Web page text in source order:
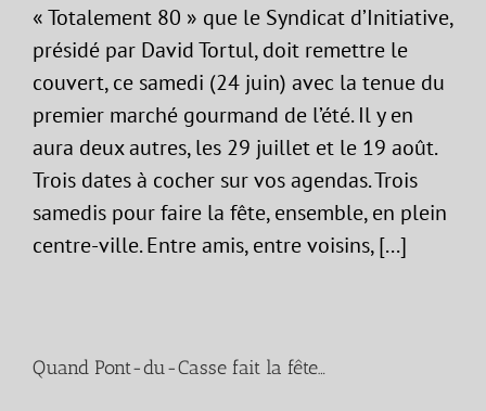
« Totalement 80 » que le Syndicat d’Initiative,
présidé par David Tortul, doit remettre le
couvert, ce samedi (24 juin) avec la tenue du
premier marché gourmand de l’été. Il y en
aura deux autres, les 29 juillet et le 19 août.
Trois dates à cocher sur vos agendas. Trois
samedis pour faire la fête, ensemble, en plein
centre-ville. Entre amis, entre voisins, [...]
Quand Pont-du-Casse fait la fête…